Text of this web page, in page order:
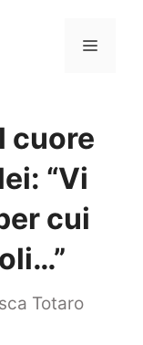
Menu
cuore
“Vi
cui
Totaro